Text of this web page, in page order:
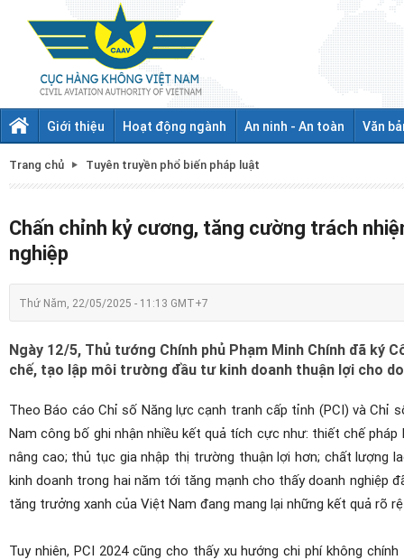
Giới thiệu Hoạt động ngành An ninh - An toàn Văn
Trang chủ Tuyên truyền phổ biến pháp luật
Chấn chỉnh kỷ cương, tăng cường trách
nghiệp
Thứ Năm, 22/05/2025 - 11:13 GMT+7
Ngày 12/5, Thủ tướng Chính phủ Phạm Minh Chính đã ký
chế, tạo lập môi trường đầu tư kinh doanh thuận lợi cho
Theo Báo cáo Chỉ số Năng lực cạnh tranh cấp tỉnh (PCI) và Chỉ
Nam công bố ghi nhận nhiều kết quả tích cực như: thiết chế
nâng cao; thủ tục gia nhập thị trường thuận lợi hơn; chất lượng
kinh doanh trong hai năm tới tăng mạnh cho thấy doanh nghiệp
tăng trưởng xanh của Việt Nam đang mang lại những kết quả rõ
Tuy nhiên, PCI 2024 cũng cho thấy xu hướng chi phí không